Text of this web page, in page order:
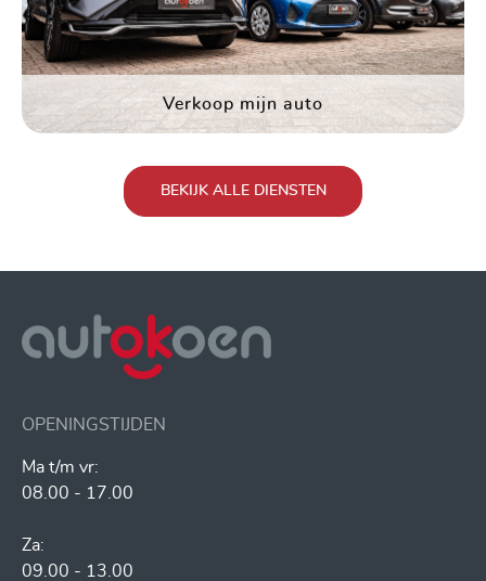
Verkoop mijn auto
BEKIJK ALLE DIENSTEN
OPENINGSTIJDEN
Ma t/m vr:
08.00 - 17.00
Za:
09.00 - 13.00